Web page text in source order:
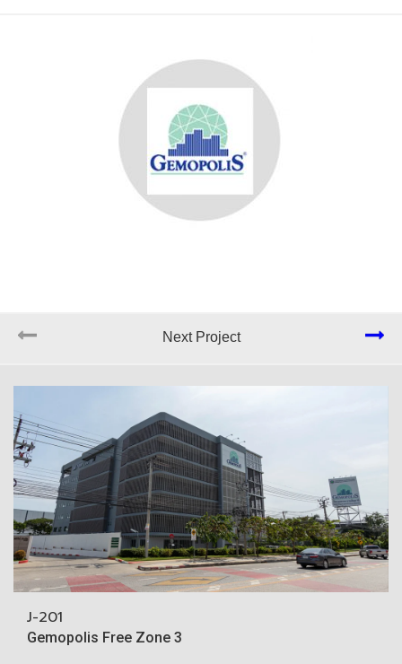
Next Project
J-201
Gemopolis Free Zone 3